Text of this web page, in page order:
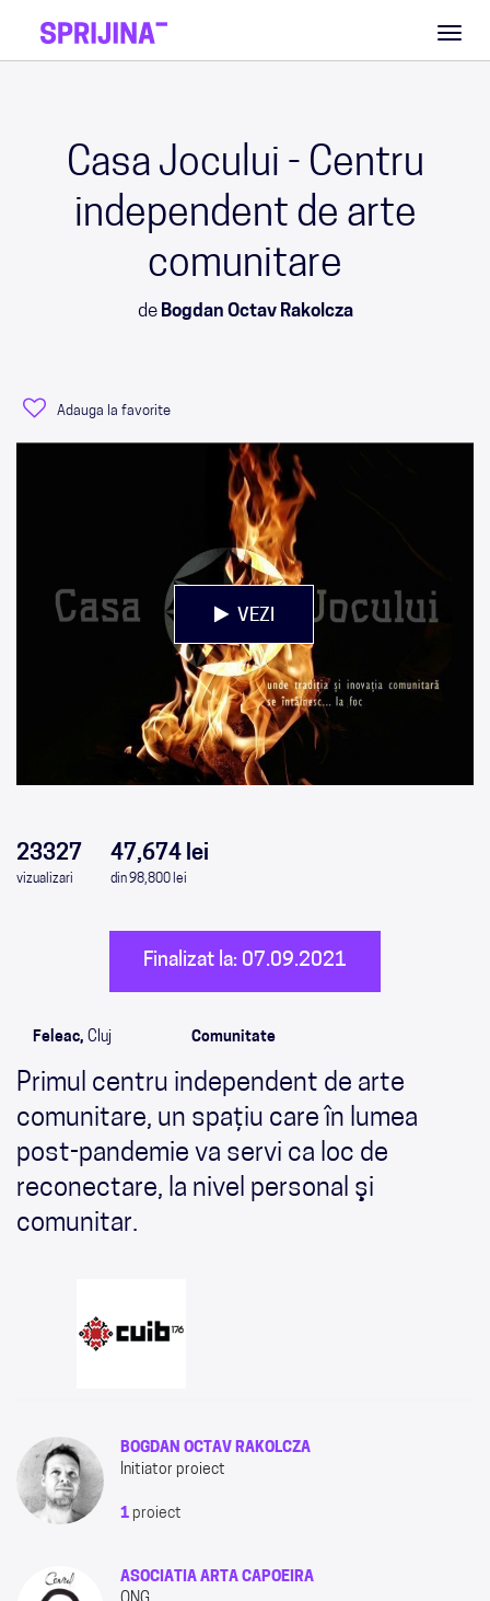
Casa Jocului - Centru
independent de arte
comunitare
de Bogdan Octav Rakolcza
Adauga la favorite
VEZI
23327
vizualizari
47,674 lei
din 98,800 lei
Finalizat la: 07.09.2021
Feleac, Cluj Comunitate
Primul centru independent de arte
comunitare, un spaţiu care în lumea
post-pandemie va servi ca loc de
reconectare, la nivel personal şi
comunitar.
BOGDAN OCTAV RAKOLCZA
Initiator proiect
1 proiect
ASOCIATIA ARTA CAPOEIRA